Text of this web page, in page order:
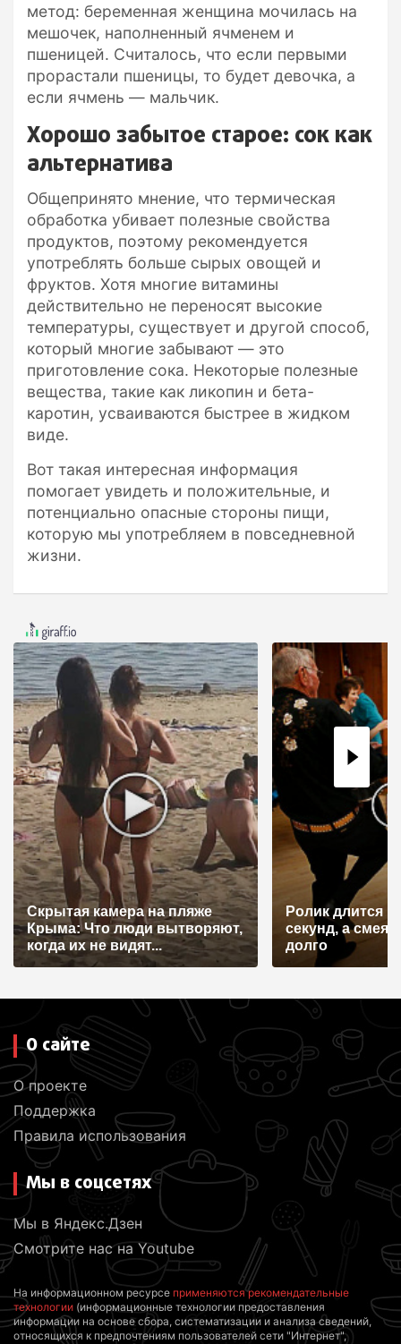
метод: беременная женщина мочилась на
мешочек, наполненный ячменем и
пшеницей. Считалось, что если первыми
прорастали пшеницы, то будет девочка, а
если ячмень — мальчик.
Хорошо забытое старое: сок как
альтернатива
Общепринято мнение, что термическая
обработка убивает полезные свойства
продуктов, поэтому рекомендуется
употреблять больше сырых овощей и
фруктов. Хотя многие витамины
действительно не переносят высокие
температуры, существует и другой способ,
который многие забывают — это
приготовление сока. Некоторые полезные
вещества, такие как ликопин и бета-
каротин, усваиваются быстрее в жидком
виде.
Вот такая интересная информация
помогает увидеть и положительные, и
потенциально опасные стороны пищи,
которую мы употребляем в повседневной
жизни.
Скрытая камера на пляже
Крыма: Что люди вытворяют,
когда их не видят...
Ролик длится
секунд, а
долго
О сайте
О проекте
Поддержка
Правила использования
Мы в соцсетях
Мы в Яндекс.Дзен
Смотрите нас на Youtube
На информационном ресурсе применяются рекомендательные
технологии (информационные технологии предоставления
информации на основе сбора, систематизации и анализа сведений,
относящихся к предпочтениям пользователей сети "Интернет",